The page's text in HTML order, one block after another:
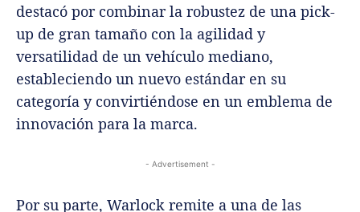
destacó por combinar la robustez de una pick-
up de gran tamaño con la agilidad y
versatilidad de un vehículo mediano,
estableciendo un nuevo estándar en su
categoría y convirtiéndose en un emblema de
innovación para la marca.
- Advertisement -
Por su parte, Warlock remite a una de las